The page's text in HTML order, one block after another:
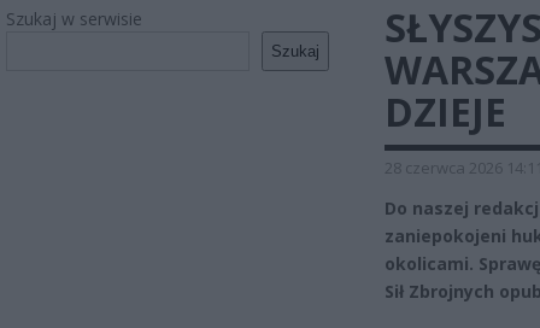
Szukaj w serwisie
Szukaj
DZIEJE
28 czerwca 2026
Do naszej
zaniepokojeni
okolicami.
Sił Zbrojnych